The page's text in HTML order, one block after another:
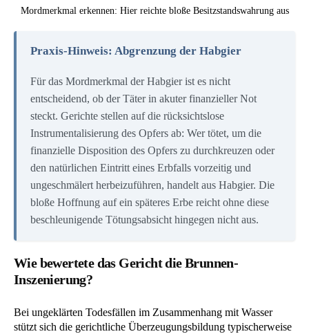
Mordmerkmal erkennen: Hier reichte bloße Besitzstandswahrung aus
Praxis-Hinweis: Abgrenzung der Habgier
Für das Mordmerkmal der Habgier ist es nicht
entscheidend, ob der Täter in akuter finanzieller Not
steckt. Gerichte stellen auf die rücksichtslose
Instrumentalisierung des Opfers ab: Wer tötet, um die
finanzielle Disposition des Opfers zu durchkreuzen oder
den natürlichen Eintritt eines Erbfalls vorzeitig und
ungeschmälert herbeizuführen, handelt aus Habgier. Die
bloße Hoffnung auf ein späteres Erbe reicht ohne diese
beschleunigende Tötungsabsicht hingegen nicht aus.
Wie bewertete das Gericht die Brunnen-
Inszenierung?
Bei ungeklärten Todesfällen im Zusammenhang mit Wasser
stützt sich die gerichtliche Überzeugungsbildung typischerweise